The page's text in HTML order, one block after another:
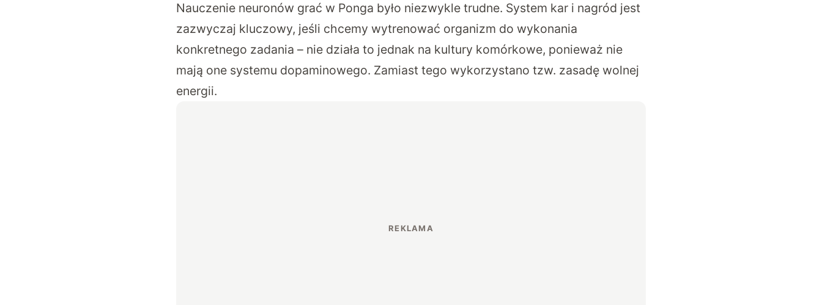
Nauczenie neuronów grać w Ponga było niezwykle trudne. System kar i nagród jest
zazwyczaj kluczowy, jeśli chcemy wytrenować organizm do wykonania
konkretnego zadania – nie działa to jednak na kultury komórkowe, ponieważ nie
mają one systemu dopaminowego. Zamiast tego wykorzystano tzw. zasadę wolnej
energii.